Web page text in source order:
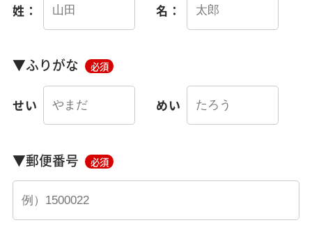
姓： 名：
▼ふりがな 必須
せい めい
▼郵便番号 必須